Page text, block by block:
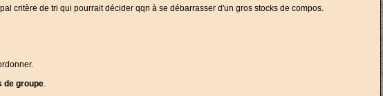
critère de tri qui pourrait décider qqn à se débarrasser d'un gros stocks de compos.
de groupe.